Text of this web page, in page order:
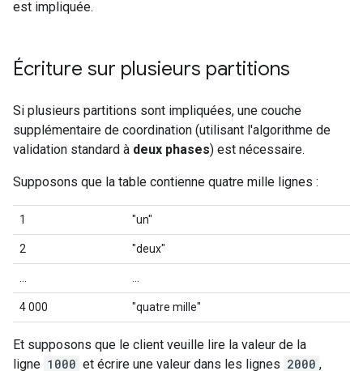
est impliquée.
Écriture sur plusieurs partitions
Si plusieurs partitions sont impliquées, une couche
supplémentaire de coordination (utilisant l'algorithme de
validation standard à deux phases) est nécessaire.
Supposons que la table contienne quatre mille lignes :
1 "un"
2 "deux"
4 000 "quatre mille"
Et supposons que le client veuille lire la valeur de la
ligne 1000 et écrire une valeur dans les lignes 2000 ,